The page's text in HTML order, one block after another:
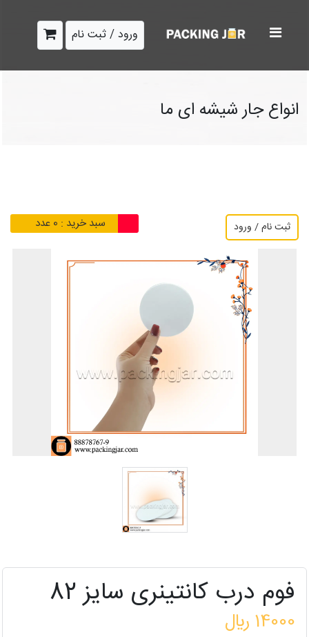
ورود / ثبت نام
انواع جار شیشه ای ما
سبد خرید : 0 عدد ثبت نام / ورود
فوم درب کانتینری سایز 82
14000 ﷼